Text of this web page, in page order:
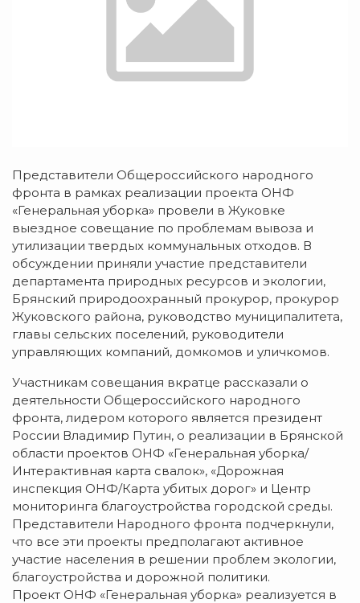
Представители Общероссийского народного
фронта в рамках реализации проекта ОНФ
«Генеральная уборка» провели в Жуковке
выездное совещание по проблемам вывоза и
утилизации твердых коммунальных отходов. В
обсуждении приняли участие представители
департамента природных ресурсов и экологии,
Брянский природоохранный прокурор, прокурор
Жуковского района, руководство муниципалитета,
главы сельских поселений, руководители
управляющих компаний, домкомов и уличкомов.
Участникам совещания вкратце рассказали о
деятельности Общероссийского народного
фронта, лидером которого является президент
России Владимир Путин, о реализации в Брянской
области проектов ОНФ «Генеральная уборка/
Интерактивная карта свалок», «Дорожная
инспекция ОНФ/Карта убитых дорог» и Центр
мониторинга благоустройства городской среды.
Представители Народного фронта подчеркнули,
что все эти проекты предполагают активное
участие населения в решении проблем экологии,
благоустройства и дорожной политики.
Проект ОНФ «Генеральная уборка» реализуется в